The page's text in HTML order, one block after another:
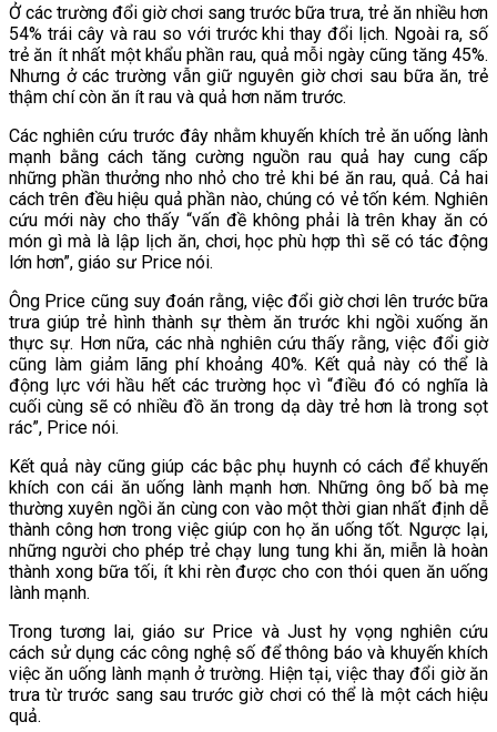
Ở các trường đổi giờ chơi sang trước bữa trưa, trẻ ăn nhiều hơn
54% trái cây và rau so với trước khi thay đổi lịch. Ngoài ra, số
trẻ ăn ít nhất một khẩu phần rau, quả mỗi ngày cũng tăng 45%.
Nhưng ở các trường vẫn giữ nguyên giờ chơi sau bữa ăn, trẻ
thậm chí còn ăn ít rau và quả hơn năm trước.
Các nghiên cứu trước đây nhằm khuyến khích trẻ ăn uống lành
mạnh bằng cách tăng cường nguồn rau quả hay cung cấp
những phần thưởng nho nhỏ cho trẻ khi bé ăn rau, quả. Cả hai
cách trên đều hiệu quả phần nào, chúng có vẻ tốn kém. Nghiên
cứu mới này cho thấy “vấn đề không phải là trên khay ăn có
món gì mà là lập lịch ăn, chơi, học phù hợp thì sẽ có tác động
lớn hơn”, giáo sư Price nói.
Ông Price cũng suy đoán rằng, việc đổi giờ chơi lên trước bữa
trưa giúp trẻ hình thành sự thèm ăn trước khi ngồi xuống ăn
thực sự. Hơn nữa, các nhà nghiên cứu thấy rằng, việc đổi giờ
cũng làm giảm lãng phí khoảng 40%. Kết quả này có thể là
động lực với hầu hết các trường học vì “điều đó có nghĩa là
cuối cùng sẽ có nhiều đồ ăn trong dạ dày trẻ hơn là trong sọt
rác”, Price nói.
Kết quả này cũng giúp các bậc phụ huynh có cách để khuyến
khích con cái ăn uống lành mạnh hơn. Những ông bố bà mẹ
thường xuyên ngồi ăn cùng con vào một thời gian nhất định dễ
thành công hơn trong việc giúp con họ ăn uống tốt. Ngược lại,
những người cho phép trẻ chạy lung tung khi ăn, miễn là hoàn
thành xong bữa tối, ít khi rèn được cho con thói quen ăn uống
lành mạnh.
Trong tương lai, giáo sư Price và Just hy vọng nghiên cứu
cách sử dụng các công nghệ số để thông báo và khuyến khích
việc ăn uống lành mạnh ở trường. Hiện tại, việc thay đổi giờ ăn
trưa từ trước sang sau trước giờ chơi có thể là một cách hiệu
quả.